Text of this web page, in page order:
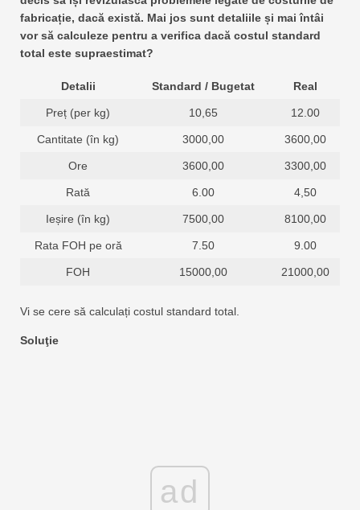
fabricație, dacă există. Mai jos sunt detaliile și mai întâi
vor să calculeze pentru a verifica dacă costul standard
total este supraestimat?
Detalii Standard / Bugetat Real
Preț (per kg) 10,65 12.00
Cantitate (în kg) 3000,00 3600,00
Ore 3600,00 3300,00
Rată 6.00 4,50
Ieșire (în kg) 7500,00 8100,00
Rata FOH pe oră 7.50 9.00
FOH 15000,00 21000,00
Vi se cere să calculați costul standard total.
Soluţie
ad